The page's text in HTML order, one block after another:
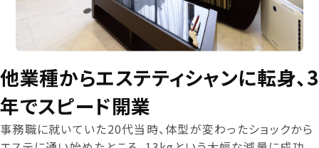
他業種からエステティシャンに転身、3
年でスピード開業
事務職に就いていた20代当時、体型が変わったショックから